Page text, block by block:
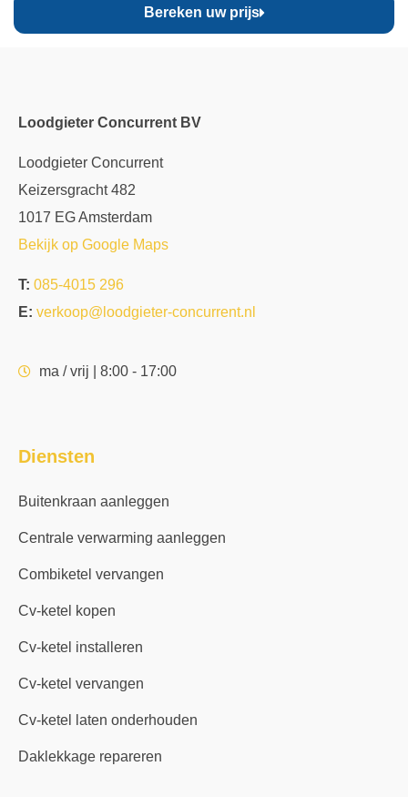
Bereken uw prijs
Loodgieter Concurrent BV
Loodgieter Concurrent
Keizersgracht 482
1017 EG Amsterdam
Bekijk op Google Maps
T: 085-4015 296
E: verkoop@loodgieter-concurrent.nl
ma / vrij | 8:00 - 17:00
Diensten
Buitenkraan aanleggen
Centrale verwarming aanleggen
Combiketel vervangen
Cv-ketel kopen
Cv-ketel installeren
Cv-ketel vervangen
Cv-ketel laten onderhouden
Daklekkage repareren